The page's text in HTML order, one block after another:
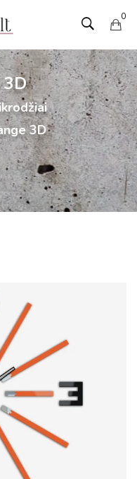
0
3D
3D